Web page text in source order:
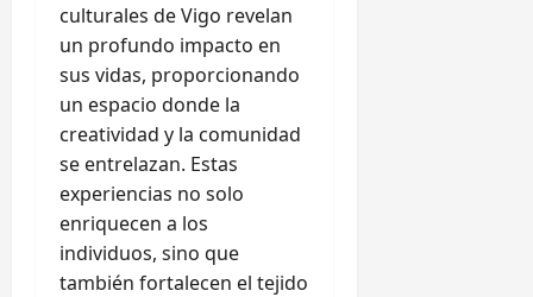
culturales de Vigo revelan
un profundo impacto en
sus vidas, proporcionando
un espacio donde la
creatividad y la comunidad
se entrelazan. Estas
experiencias no solo
enriquecen a los
individuos, sino que
también fortalecen el tejido